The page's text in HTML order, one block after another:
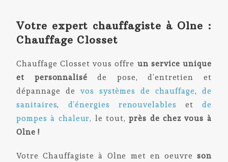
Votre expert chauffagiste à Olne :
Chauffage Closset
Chauffage Closset vous offre un service unique
et personnalisé de pose, d’entretien et
dépannage de vos systèmes de chauffage, de
sanitaires, d’énergies renouvelables et de
pompes à chaleur, le tout, près de chez vous à
Olne !
Votre Chauffagiste à Olne met en oeuvre son